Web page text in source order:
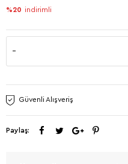
%20 indirimli
Güvenli Alışveriş
Paylaş: